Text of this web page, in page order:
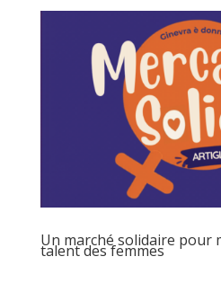
Un marché solidaire pour
talent des femmes